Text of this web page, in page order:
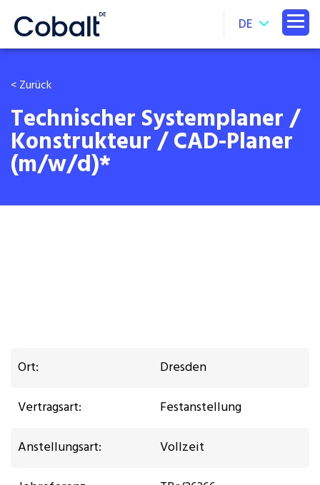
DE
< Zurück
Technischer Systemplaner /
Konstrukteur / CAD-Planer
(m/w/d)*
Ort:
Dresden
Vertragsart:
Festanstellung
Anstellungsart:
Vollzeit